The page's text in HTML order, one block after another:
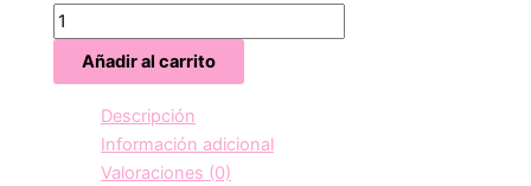
Añadir al carrito
Descripción
Información adicional
Valoraciones (0)